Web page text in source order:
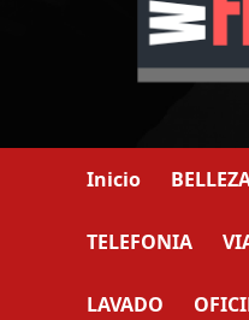
Inicio
TELEFONIA
LAVADO